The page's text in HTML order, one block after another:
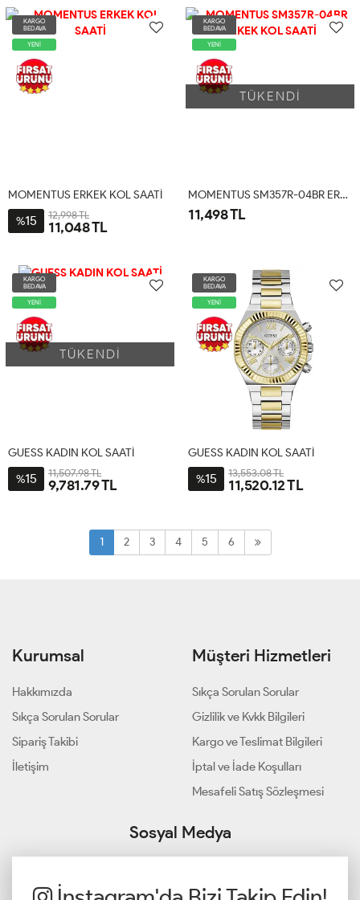
KARGO
BEDAVA
YENİ
MOMENTUS ERKEK KOL SAATİ
%15 12,998 TL
11,048 TL
KARGO
BEDAVA
YENİ
TÜKENDİ
MOMENTUS SM357R-04BR ERKEK KOL SAATİ
11,498 TL
KARGO
BEDAVA
YENİ
TÜKENDİ
GUESS KADIN KOL SAATİ
%15 11,507.98 TL
9,781.79 TL
KARGO
BEDAVA
YENİ
GUESS KADIN KOL SAATİ
%15 13,553.08 TL
11,520.12 TL
1 2 3 4 5 6
Kurumsal
Hakkımızda
Sıkça Sorulan Sorular
Sipariş Takibi
İletişim
Müşteri Hizmetleri
Sıkça Sorulan Sorular
Gizlilik ve Kvkk Bilgileri
Kargo ve Teslimat Bilgileri
İptal ve İade Koşulları
Mesafeli Satış Sözleşmesi
Sosyal Medya